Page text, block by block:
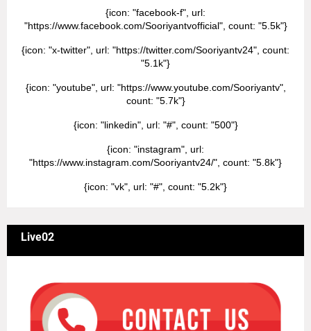
{icon: "facebook-f", url:
"https://www.facebook.com/Sooriyantvofficial", count: "5.5k"}
{icon: "x-twitter", url: "https://twitter.com/Sooriyantv24", count:
"5.1k"}
{icon: "youtube", url: "https://www.youtube.com/Sooriyantv",
count: "5.7k"}
{icon: "linkedin", url: "#", count: "500"}
{icon: "instagram", url:
"https://www.instagram.com/Sooriyantv24/", count: "5.8k"}
{icon: "vk", url: "#", count: "5.2k"}
Live02